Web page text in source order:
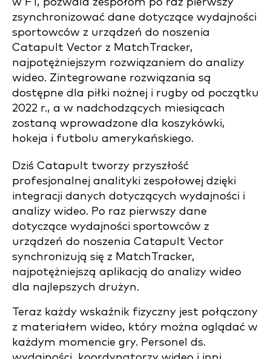
zsynchronizować dane dotyczące wydajności
sportowców z urządzeń do noszenia
Catapult Vector z MatchTracker,
najpotężniejszym rozwiązaniem do analizy
wideo. Zintegrowane rozwiązania są
dostępne dla piłki nożnej i rugby od początku
2022 r., a w nadchodzących miesiącach
zostaną wprowadzone dla koszykówki,
hokeja i futbolu amerykańskiego.
Dziś Catapult tworzy przyszłość
profesjonalnej analityki zespołowej dzięki
integracji danych dotyczących wydajności i
analizy wideo. Po raz pierwszy dane
dotyczące wydajności sportowców z
urządzeń do noszenia Catapult Vector
synchronizują się z MatchTracker,
najpotężniejszą aplikacją do analizy wideo
dla najlepszych drużyn.
Teraz każdy wskaźnik fizyczny jest połączony
z materiałem wideo, który można oglądać w
każdym momencie gry. Personel ds.